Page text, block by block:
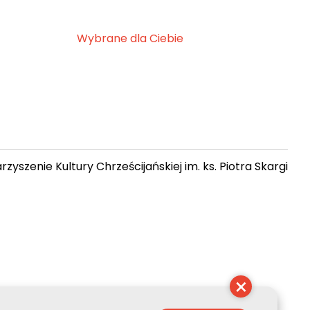
Wybrane dla Ciebie
Kultury Chrześcijańskiej im. ks. Piotra Skargi
×